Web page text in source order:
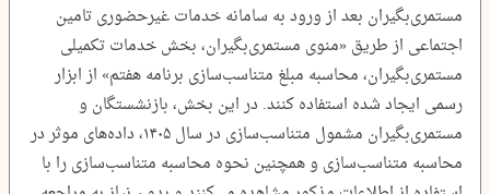
مستمری‌بگیران بعد از ورود به سامانه خدمات غیرحضوری تامین
اجتماعی از طریق «منوی مستمری‌بگیران، بخش خدمات تکمیلی
مستمری‌بگیران، محاسبه مبلغ متناسب‌سازی برنامه هفتم» از ابزار
رسمی ایجاد شده استفاده کنند. در این بخش، بازنشستگان و
مستمری‌بگیران مشمول متناسب‌سازی در سال ۱۴۰۵، داده‌های موثر در
محاسبه متناسب‌سازی و همچنین نحوه محاسبه متناسب‌سازی را با